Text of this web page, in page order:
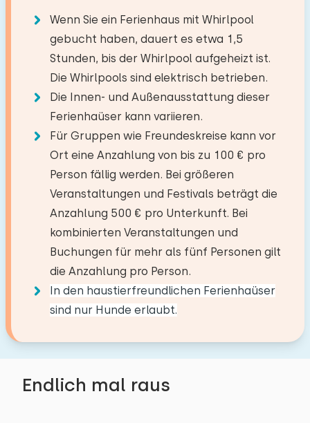
Endlich mal raus
Anzahl der Erwachsene −
Anzahl der Kinder − +
Anzahl der Babys − +
Anzahl der Haustiere −
Wenn Sie ein Ferienhaus mit Whirlpool
gebucht haben, dauert es etwa 1,5
Stunden, bis der Whirlpool aufgeheizt ist.
Die Whirlpools sind elektrisch betrieben.
Die Innen- und Außenausstattung dieser
Ferienhaüser kann variieren.
Für Gruppen wie Freundeskreise kann vor
Ort eine Anzahlung von bis zu 100 € pro
Person fällig werden. Bei größeren
Veranstaltungen und Festivals beträgt die
Anzahlung 500 € pro Unterkunft. Bei
kombinierten Veranstaltungen und
Buchungen für mehr als fünf Personen gilt
die Anzahlung pro Person.
In den haustierfreundlichen Ferienhaüser
sind nur Hunde erlaubt.
Backofen
Kombi Backofen/Mikrowelle
Mikrowelle
Geschirrspüler
Kühlschrank
Kühlschrank mit Gefrierfach
Gefrierschrank
Nespresso
Wasserkocher
Toaster
Draußen
Gartenmöbel
Zugänglichkeit
Bett: Einzel
Extras:
Platz für Kinderbett
Schlafzimmer
Erdgeschoss
Schlafplätze: 2
Bett: Einzel
Bett: Einzel
Boden:
Erdgeschoss
Einrichtungen:
Waschen-Handbassin
Toilet
Ebenerdige Dusche
Strand (am Meer)
35,2 km
Supermarkt
4,0 km
Restaurant
0,1 km
Dorf/Stadtzentrum
5,0 km
Wald
Freizeitsee
31,0 km
Angelgewässer
31,0 km
Golfplatz
Nationalpark
11,2 km
Vergnügungspark
33,3 km
Zugbahnhof
Bushaltestelle
2,5 km
Spazieren